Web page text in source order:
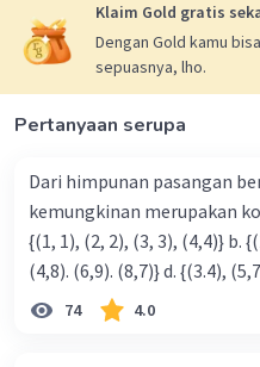
Klaim Gold gratis
Dengan Gold kamu
sepuasnya, lho.
Pertanyaan serupa
Dari himpunan pasangan
kemungkinan merupakan ko- respondensi satu-
{(1, 1), (2, 2), (3, 3), (4,4)} b. {(1, 2), (2, 3), (3, 4). (4,5)} c. {(2,7).
(4,8). (6,9). (8,7)} d.
74 4.0